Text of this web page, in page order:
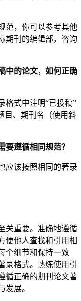
范，你可以参考其他
期刊的编辑部，咨询
中的论文，如何正确
格式中注明“已投稿”
目、期刊名（使用斜
要遵循相同规范？
应该按照相同的著录
关重要。准确地遵循
便他人查找和引用相
个细节和保持一致
录格式。熟练使用引
循正确的期刊论文著
发展。